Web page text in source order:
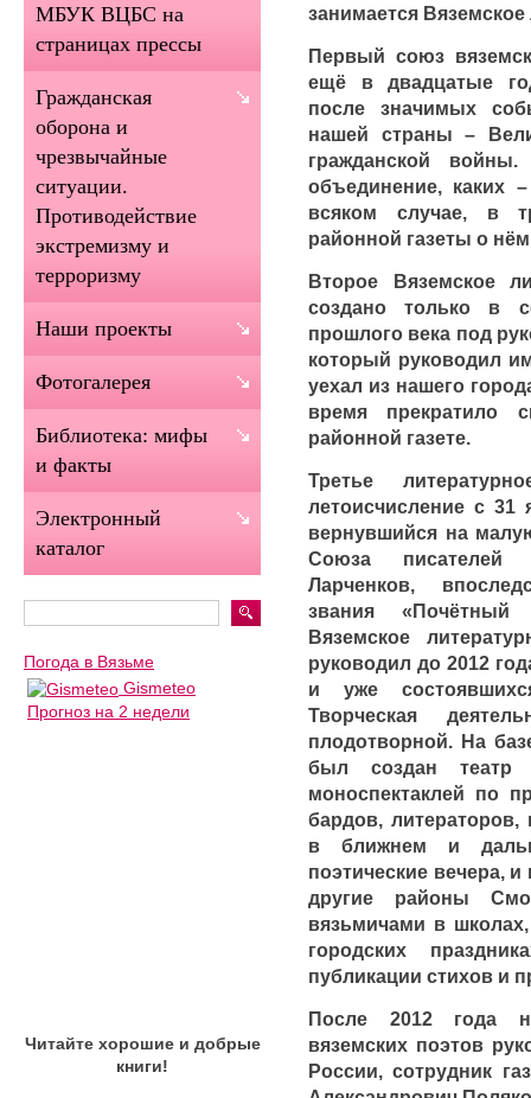
занимается
Первый союз
ещё в двадцатые
после значимых
нашей страны –
гражданской
объединение, каких
всяком случае, в
районной газеты о
Второе Вяземское
создано только в
прошлого века под
который руководил
уехал из нашего
время прекратило
районной газете.
Третье
летоисчисление с 31
вернувшийся на
Союза писателей
Ларченков,
звания «Почётный
Вяземское
руководил до 2012
и уже
Творческая
плодотворной. На
был создан театр
моноспектаклей по
бардов,
в ближнем и
поэтические вечера,
другие районы
вязьмичами в
городских
публикации стихов и
После 2012 года
вяземских поэтов
России, сотрудник
МБУК ВЦБС на
страницах прессы
Гражданская
оборона и
чрезвычайные
ситуации.
Противодействие
экстремизму и
терроризму
Наши проекты
Фотогалерея
Библиотека: мифы
и факты
Электронный
каталог
Погода в Вязьме
Gismeteo
Прогноз на 2 недели
Читайте хорошие и добрые
книги!